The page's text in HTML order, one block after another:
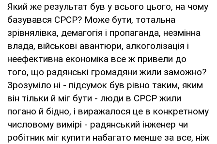
Який же результат був у всього цього, на чому
базувався СРСР? Може бути, тотальна
зрівнялівка, демагогія і пропаганда, незмінна
влада, військові авантюри, алкоголізація і
неефективна економіка все ж привели до
того, що радянські громадяни жили заможно?
Зрозуміло ні - підсумок був рівно таким, яким
він тільки й міг бути - люди в СРСР жили
погано й бідно, і виражалося це в конкретному
числовому вимірі - радянський інженер чи
робітник міг купити набагато менше за все, ніж